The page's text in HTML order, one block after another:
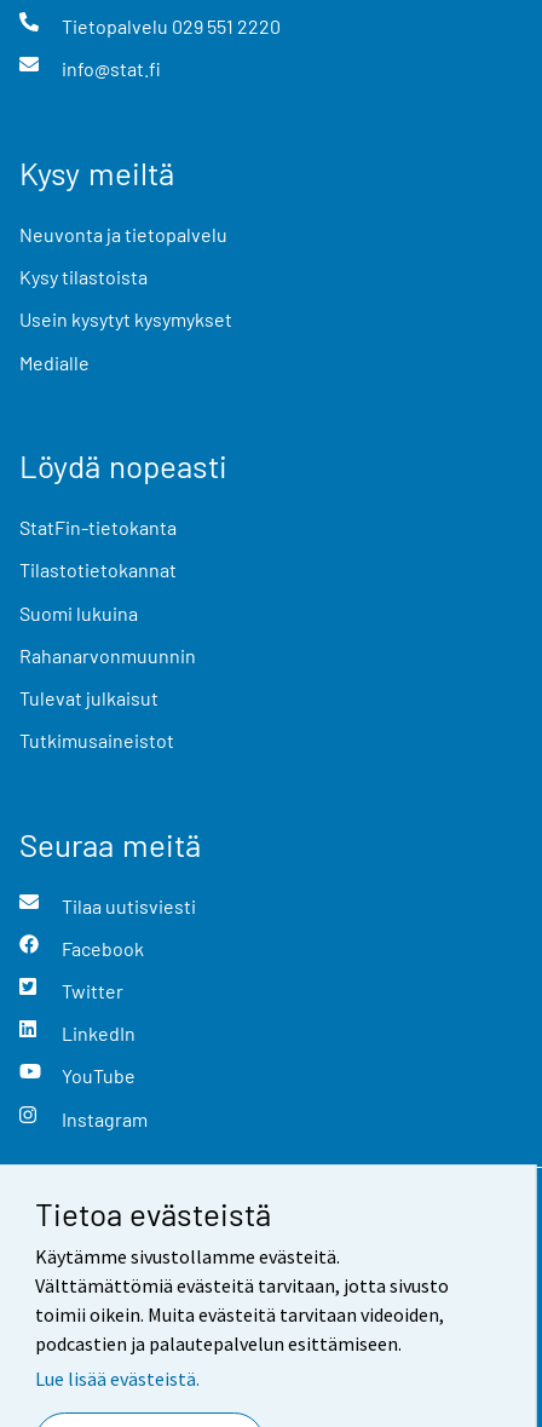
Tietoa evästeistä
Käytämme sivustollamme evästeitä.
Välttämättömiä evästeitä tarvitaan, jotta sivusto
toimii oikein. Muita evästeitä tarvitaan videoiden,
podcastien ja palautepalvelun esittämiseen.
Lue lisää evästeistä.
Tietopalvelu 029 551 2220
info@stat.fi
Kysy meiltä
Neuvonta ja tietopalvelu
Kysy tilastoista
Usein kysytyt kysymykset
Medialle
Löydä nopeasti
StatFin-tietokanta
Tilastotietokannat
Suomi lukuina
Rahanarvonmuunnin
Tulevat julkaisut
Tutkimusaineistot
Seuraa meitä
Tilaa uutisviesti
Facebook
Twitter
LinkedIn
YouTube
Instagram
Yhteystiedot
Palaute
Käyttöehdot
Saavutettavuus